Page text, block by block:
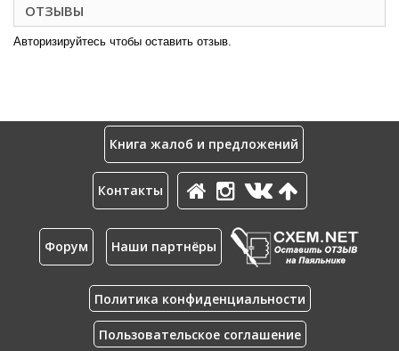
ОТЗЫВЫ
Авторизируйтесь чтобы оставить отзыв.
Книга жалоб и предложений
Контакты
Форум Наши партнёры
Политика конфиденциальности
Пользовательское соглашение